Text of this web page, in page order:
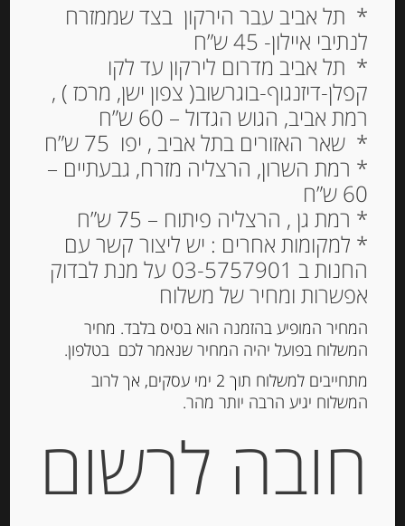
קווארי במילוי פיקורינו
ובזיליקום, 500 גרם
56.00
מחיר ל 100 גרם: 11.20 ש"ח
המלאי אזל
קטגוריות:
פסטה ואורז פסטה טריה
* תל אביב עבר הירקון בצד שממזרח
לנתיבי איילון- 45 ש”ח
* תל אביב מדרום לירקון עד לקו
קפלן-דיזנגוף-בוגרשוב( צפון ישן, מרכז ) ,
רמת אביב, הגוש הגדול – 60 ש”ח
* שאר האזורים בתל אביב , יפו 75 ש”ח
* רמת השרון, הרצליה מזרח, גבעתיים –
60 ש”ח
* רמת גן , הרצליה פיתוח – 75 ש”ח
* למקומות אחרים : יש ליצור קשר עם
החנות ב 03-5757901 על מנת לבדוק
אפשרות ומחיר של משלוח
המחיר המופיע בהזמנה הוא בסיס בלבד. מחיר
המשלוח בפועל יהיה המחיר שנאמר לכם בטלפון.
מתחייבים למשלוח תוך 2 ימי עסקים, אך לרוב
המשלוח יגיע הרבה יותר מהר.
חובה לרשום